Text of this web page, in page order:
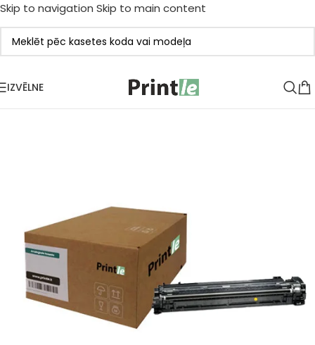
Skip to navigation Skip to main content
IZVĒLNE